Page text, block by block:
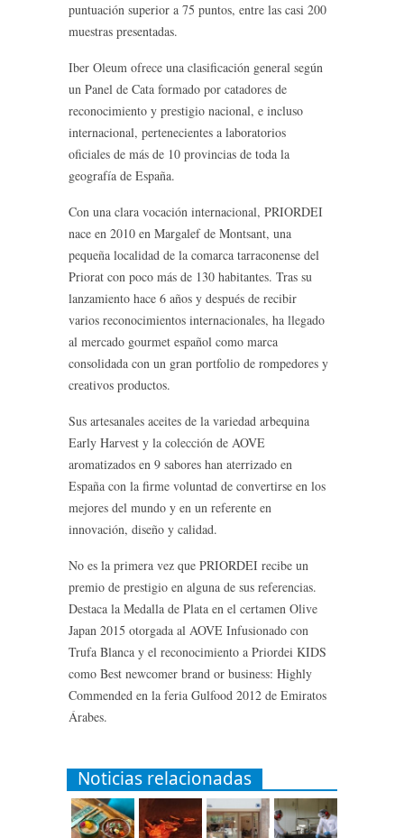
puntuación superior a 75 puntos, entre las casi 200
muestras presentadas.
Iber Oleum ofrece una clasificación general según
un Panel de Cata formado por catadores de
reconocimiento y prestigio nacional, e incluso
internacional, pertenecientes a laboratorios
oficiales de más de 10 provincias de toda la
geografía de España.
Con una clara vocación internacional, PRIORDEI
nace en 2010 en Margalef de Montsant, una
pequeña localidad de la comarca tarraconense del
Priorat con poco más de 130 habitantes. Tras su
lanzamiento hace 6 años y después de recibir
varios reconocimientos internacionales, ha llegado
al mercado gourmet español como marca
consolidada con un gran portfolio de rompedores y
creativos productos.
Sus artesanales aceites de la variedad arbequina
Early Harvest y la colección de AOVE
aromatizados en 9 sabores han aterrizado en
España con la firme voluntad de convertirse en los
mejores del mundo y en un referente en
innovación, diseño y calidad.
No es la primera vez que PRIORDEI recibe un
premio de prestigio en alguna de sus referencias.
Destaca la Medalla de Plata en el certamen Olive
Japan 2015 otorgada al AOVE Infusionado con
Trufa Blanca y el reconocimiento a Priordei KIDS
como Best newcomer brand or business: Highly
Commended en la feria Gulfood 2012 de Emiratos
Árabes.
Noticias relacionadas